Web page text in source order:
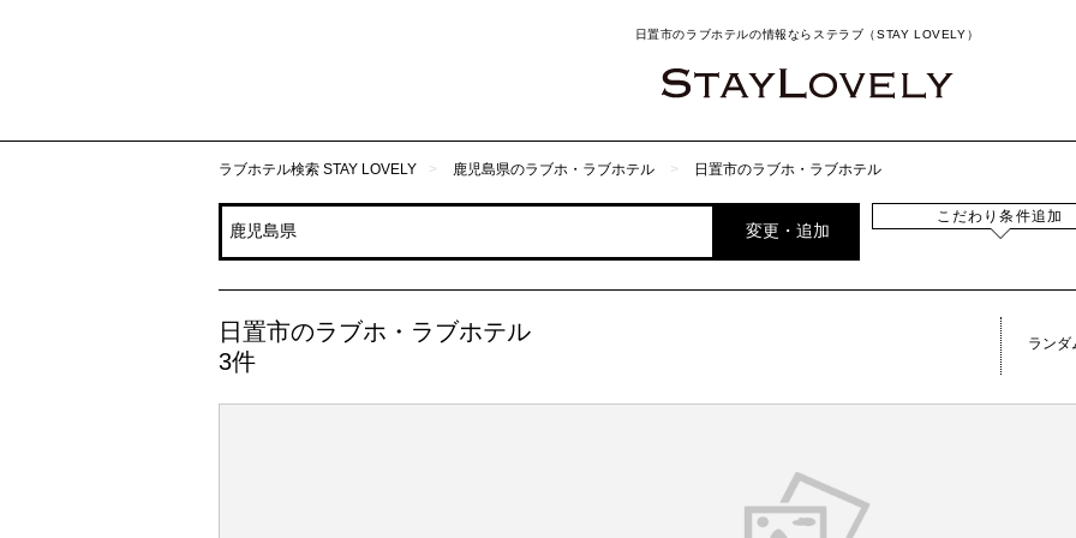
日置市のラブホテルの情報ならステラブ（STAY LOVELY）
ラブホテル検索 STAY LOVELY 鹿児島県のラブホ・ラブホテル 日置市のラブホ・ラブホテル
変更・追加
こだわり条件追加
日置市のラブホ・ラブホテル
3件
ランダ